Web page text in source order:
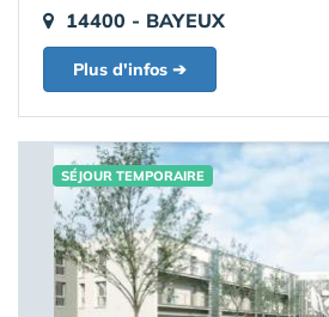
14400 - BAYEUX
Plus d'infos ➔
SÉJOUR TEMPORAIRE